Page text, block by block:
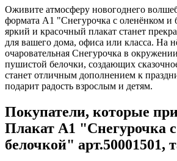
Оживите атмосферу новогоднего
формата А1 "Снегурочка с оленёнком и
яркий и красочный плакат станет
для вашего дома, офиса или класса. На
очаровательная Снегурочка в
пушистой белочки, создающих
станет отличным дополнением к
подарит радость взрослым и детям.
Покупатели, которые
Плакат А1 "Снегурочка
белочкой" арт.50001501,